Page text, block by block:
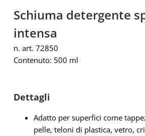
Schiuma detergente
intensa
n. art. 72850
Contenuto: 500 ml
Dettagli
Adatto per superfici come
pelle, teloni di plastica, vetro,